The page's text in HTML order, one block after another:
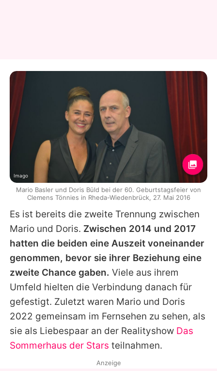
Es ist bereits die zweite Trennung zwischen
Mario und Doris. Zwischen 2014 und 2017
hatten die beiden eine Auszeit voneinander
genommen, bevor sie ihrer Beziehung eine
zweite Chance gaben. Viele aus ihrem
Umfeld hielten die Verbindung danach für
gefestigt. Zuletzt waren Mario und Doris
2022 gemeinsam im Fernsehen zu sehen, als
sie als Liebespaar an der Realityshow Das
Sommerhaus der Stars teilnahmen.
Imago
Mario Basler und Doris Büld bei der 60. Geburtstagsfeier von
Clemens Tönnies in Rheda-Wiedenbrück, 27. Mai 2016
Anzeige